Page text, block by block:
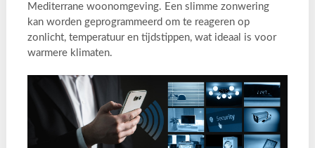
Mediterrane woonomgeving. Een slimme zonwering
kan worden geprogrammeerd om te reageren op
zonlicht, temperatuur en tijdstippen, wat ideaal is voor
warmere klimaten.